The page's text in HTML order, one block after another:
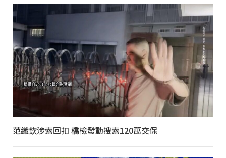
范織欽涉索回扣 橋檢發動搜索120萬交保